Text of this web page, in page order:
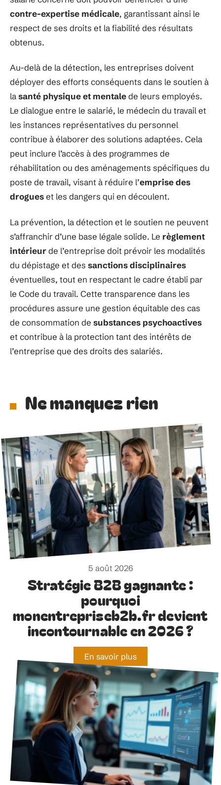
contre-expertise médicale, garantissant ainsi le
respect de ses droits et la fiabilité des résultats
obtenus.
Au-delà de la détection, les entreprises doivent
déployer des efforts conséquents dans le soutien à
lasanté physique et mentalede leurs employés.
Le dialogue entre le salarié, le médecin du travail et
les instances représentatives du personnel
contribue à élaborer des solutions adaptées. Cela
peut inclure l’accès à des programmes de
réhabilitation ou des aménagements spécifiques du
poste de travail, visant à réduire l’emprise des
drogueset les dangers qui en découlent.
La prévention, la détection et le soutien ne peuvent
s’affranchir d’une base légale solide. Le règlement
intérieurde l’entreprise doit prévoir les modalités
du dépistage et des sanctions disciplinaires
éventuelles, tout en respectant le cadre établi par
le Code du travail. Cette transparence dans les
procédures assure une gestion équitable des cas
de consommation de substances psychoactives
et contribue à la protection tant des intérêts de
l’entreprise que des droits des salariés.
Ne manquez rien
5 août 2026
Stratégie B2B gagnante :
pourquoi
monentrepriseb2b.fr devient
incontournable en 2026 ?
En savoir plus